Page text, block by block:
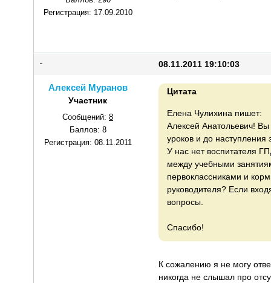
Регистрация: 17.09.2010
Алексей Муранов
Участник
Сообщений: 8
Баллов: 8
Регистрация: 08.11.2011
08.11.2011 19:10:03
Цитата
Елена Чулихина пишет:
Алексей Анатольевич! Вы
уроков и до наступления
У нас нет воспитателя
между учебными
первоклассниками и
руководителя? Если
вопросы.
Спасибо!
К сожалению я не могу
никогда не слышал про